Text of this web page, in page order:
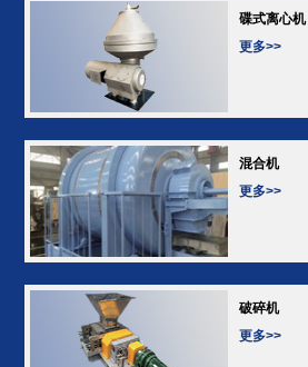
碟式离心机
更多>>
混合机
更多>>
破碎机
更多>>